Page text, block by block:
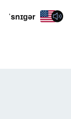
ˈsnɪɡər